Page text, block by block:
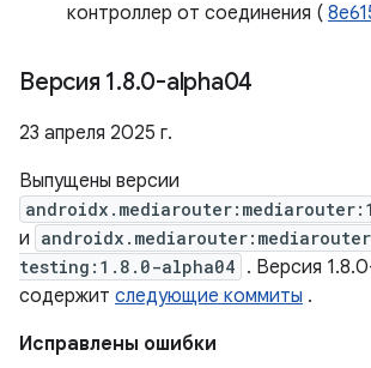
контроллер от соединения (
Версия 1.8.0-alpha04
23 апреля 2025 г.
Выпущены версии
и
testing:1.8.0-alpha04 . Версия
содержит следующие коммиты .
Исправлены ошибки